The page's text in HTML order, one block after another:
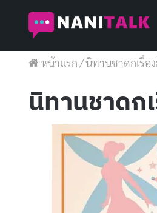
หน้าแรก/นิทานชาดกเรื่อ
นิทานชาดก